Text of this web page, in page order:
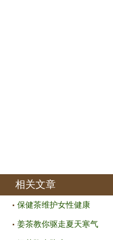
相关文章
保健茶维护女性健康
姜茶教你驱走夏天寒气